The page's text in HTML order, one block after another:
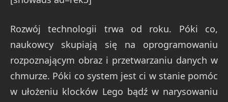
Rozwój technologii trwa od roku. Póki co,
naukowcy skupiają się na oprogramowaniu
rozpoznającym obraz i przetwarzaniu danych w
chmurze. Póki co system jest ci w stanie pomóc
w ułożeniu klocków Lego bądź w narysowaniu